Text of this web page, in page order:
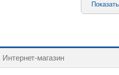
Интернет-магазин